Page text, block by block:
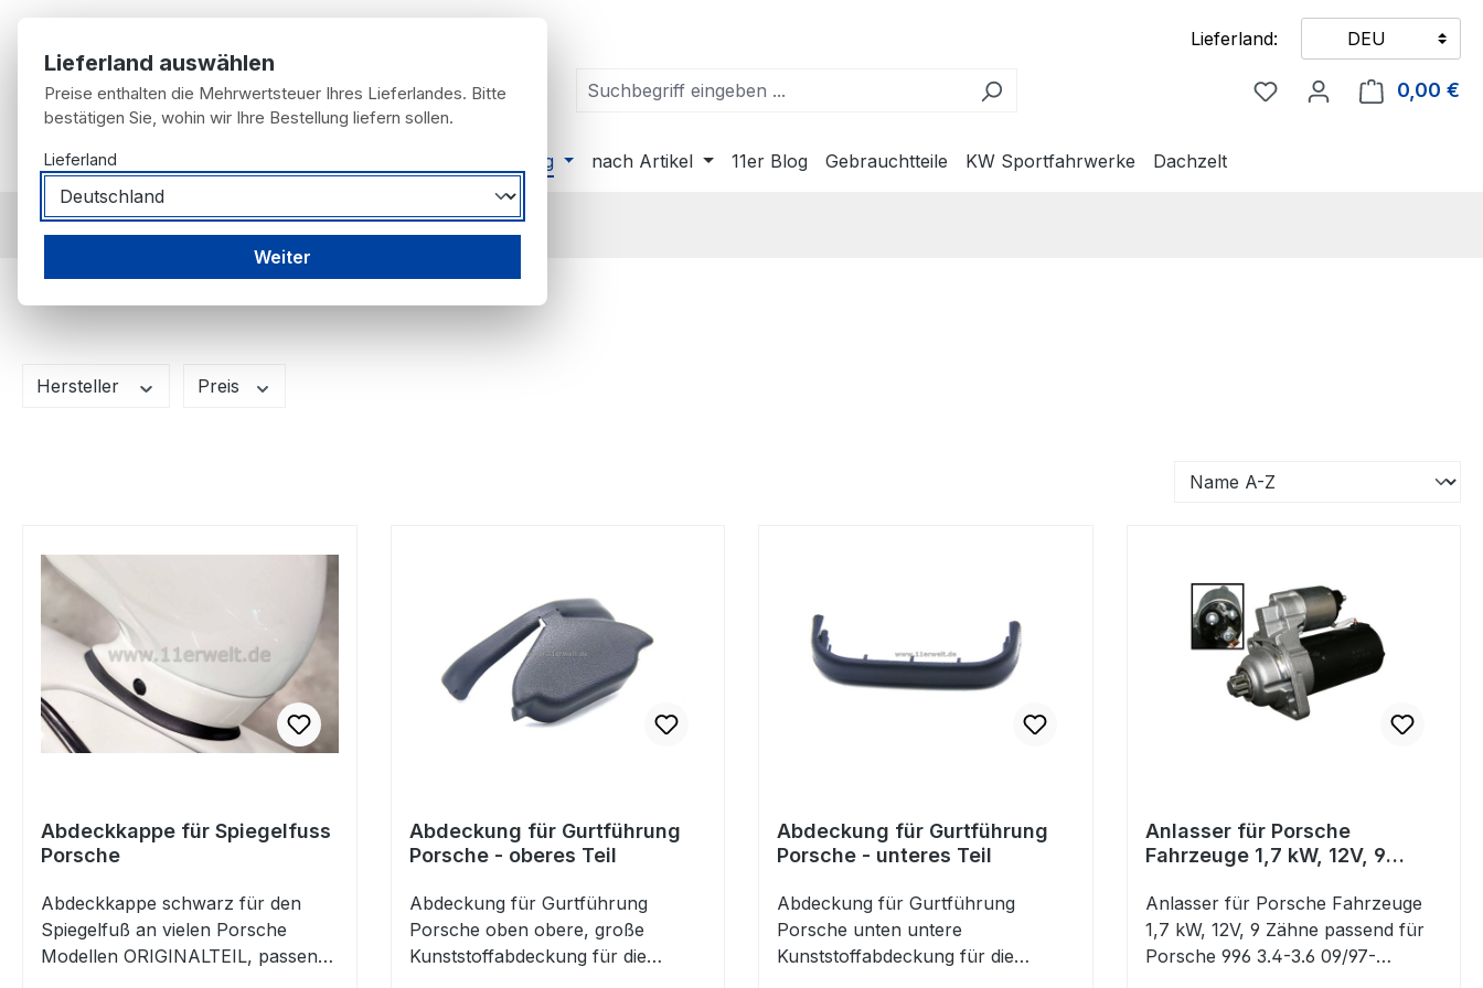
Lieferland: DEU
Du hast 0 Produkte
0,00 €
Home Möbel für Fans nach Fahrzeug nach Artikel 11er Blog Gebrauchtteile KW Sportfahrwerke Dachzelt
nach Fahrzeug Porsche 987 Boxster
987 Boxster
Hersteller Preis
Abdeckkappe für Spiegelfuss
Porsche
Abdeckkappe schwarz für den
Spiegelfuß an vielen Porsche
Modellen ORIGINALTEIL, passend
Abdeckung für Gurtführung
Porsche - oberes Teil
Abdeckung für Gurtführung
Porsche oben obere, große
Kunststoffabdeckung für die
Abdeckung für Gurtführung
Porsche - unteres Teil
Abdeckung für Gurtführung
Porsche unten untere
Kunststoffabdeckung für die
Anlasser für Porsche
Fahrzeuge 1,7 kW, 12V, 9
Anlasser für Porsche Fahrzeuge
1,7 kW, 12V, 9 Zähne passend für
Porsche 996 3.4-3.6 09/97-
Lieferland auswählen
Preise enthalten die Mehrwertsteuer Ihres Lieferlandes. Bitte
bestätigen Sie, wohin wir Ihre Bestellung liefern sollen.
Lieferland
Weiter